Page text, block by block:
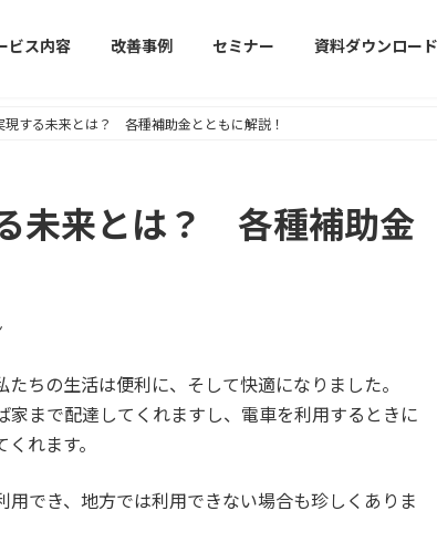
ビス内容 改善事例 セミナー 資料ダウンロード
現する未来とは？ 各種補助金とともに解説！
未来とは？ 各種補助金
ちの生活は便利に、そして快適になりました。
まで配達してくれますし、電車を利用するときに
れます。
でき、地方では利用できない場合も珍しくありま